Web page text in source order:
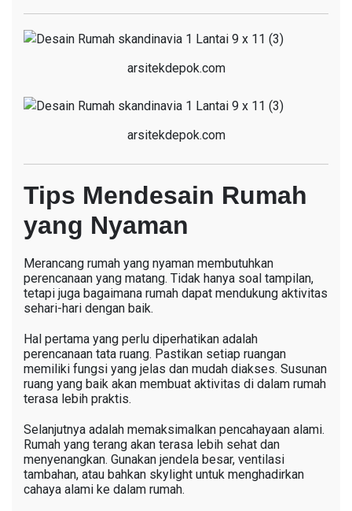
arsitekdepok.com
arsitekdepok.com
Tips Mendesain Rumah
yang Nyaman
Merancang rumah yang nyaman membutuhkan
perencanaan yang matang. Tidak hanya soal tampilan,
tetapi juga bagaimana rumah dapat mendukung aktivitas
sehari-hari dengan baik.
Hal pertama yang perlu diperhatikan adalah
perencanaan tata ruang. Pastikan setiap ruangan
memiliki fungsi yang jelas dan mudah diakses. Susunan
ruang yang baik akan membuat aktivitas di dalam rumah
terasa lebih praktis.
Selanjutnya adalah memaksimalkan pencahayaan alami.
Rumah yang terang akan terasa lebih sehat dan
menyenangkan. Gunakan jendela besar, ventilasi
tambahan, atau bahkan skylight untuk menghadirkan
cahaya alami ke dalam rumah.